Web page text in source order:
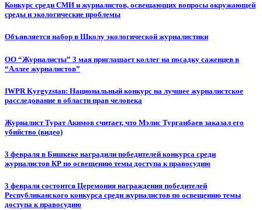
Конкурс среди СМИ и журналистов, освещающих вопросы окружающей
среды и экологические проблемы
Объявляется набор в Школу экологической журналистики
ОО “Журналисты” 3 мая приглашает коллег на посадку саженцев в
“Аллее журналистов”
IWPR Kyrgyzstan: Национальный конкурс на лучшее журналистское
расследование в области прав человека
Журналист Турат Акимов считает, что Мэлис Турганбаев заказал его
убийство (видео)
3 февраля в Бишкеке наградили победителей конкурса среди
журналистов КР по освещению темы доступа к правосудию
3 февраля состоится Церемония награждения победителей
Республиканского конкурса среди журналистов по освещению темы
доступа к правосудию